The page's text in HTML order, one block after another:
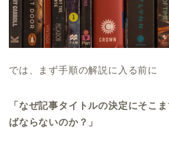
では、まず手順の解説に入る前に
「なぜ記事タイトルの決定にそこ
ばならないのか？」